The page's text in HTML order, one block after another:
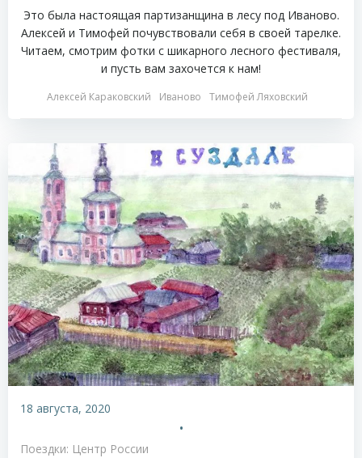
Это была настоящая партизанщина в лесу под Иваново.
Алексей и Тимофей почувствовали себя в своей тарелке.
Читаем, смотрим фотки с шикарного лесного фестиваля,
и пусть вам захочется к нам!
Алексей Караковский Иваново Тимофей Ляховский
18 августа, 2020
•
Поездки: Центр России